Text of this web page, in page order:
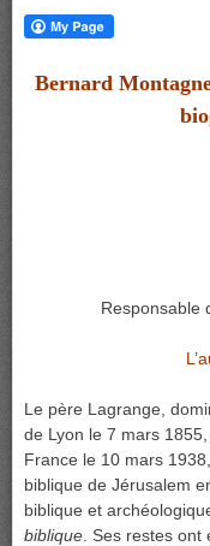
Bernard
Responsable
Le père Lagrange,
de Lyon le 7 mars
France le 10 mars
biblique de Jérusalem
biblique et
biblique . Ses restes